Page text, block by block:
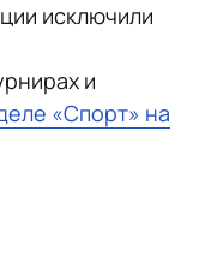
исключили
и
«Спорт» на